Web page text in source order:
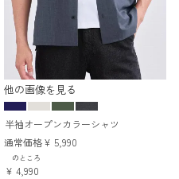
他の画像を見る
半袖オープンカラーシャツ
通常価格¥ 5,990
のところ
¥ 4,990